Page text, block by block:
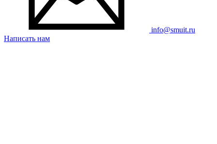
info@smuit.ru
Написать нам